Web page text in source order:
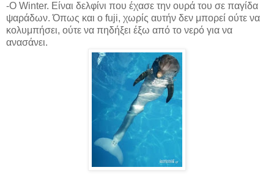
-Ο Winter. Είναι δελφίνι που έχασε την ουρά του σε παγίδα
ψαράδων. Όπως και ο fuji, χωρίς αυτήν δεν μπορεί ούτε να
κολυμπήσει, ούτε να πηδήξει έξω από το νερό για να
ανασάνει.